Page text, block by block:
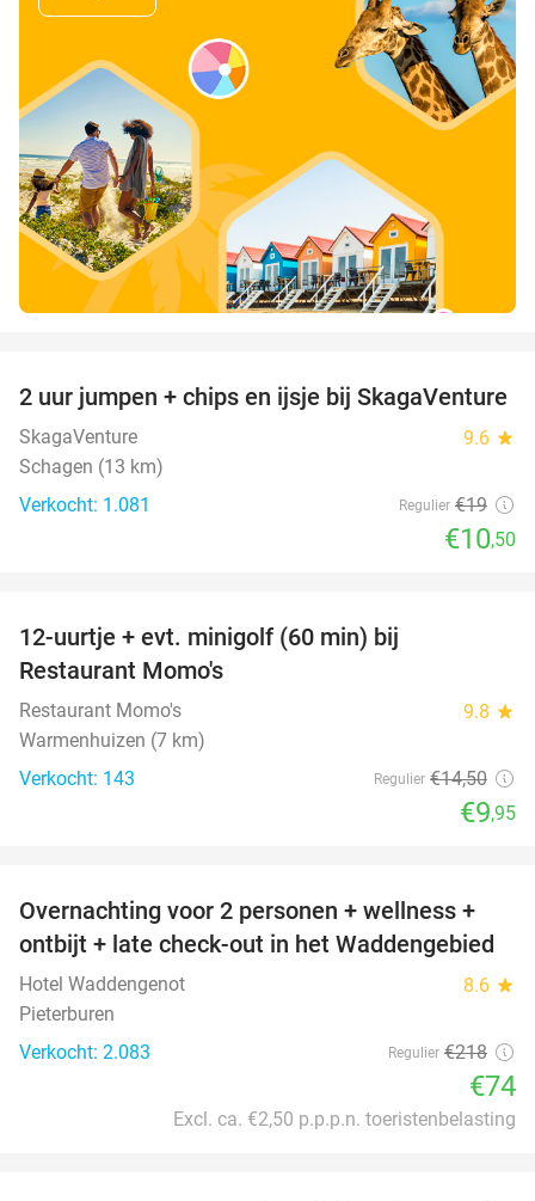
45%
2 uur jumpen + chips en ijsje bij SkagaVenture
SkagaVenture 9.6 star
Schagen (13 km)
Verkocht: 1.081
Regulier €19
€10,50
12-uurtje + evt. minigolf (60 min) bij
Restaurant Momo's
Restaurant Momo's 9.8 star
Warmenhuizen (7 km)
Verkocht: 143
Regulier €14,50
€9,95
66%
Overnachting voor 2 personen + wellness +
ontbijt + late check-out in het Waddengebied
Hotel Waddengenot 8.6 star
Pieterburen
Verkocht: 2.083
Regulier €218
€74
Excl. ca. €2,50 p.p.p.n. toeristenbelasting